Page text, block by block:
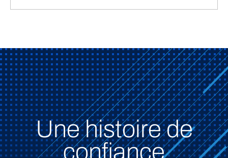
Une histoire de
confiance